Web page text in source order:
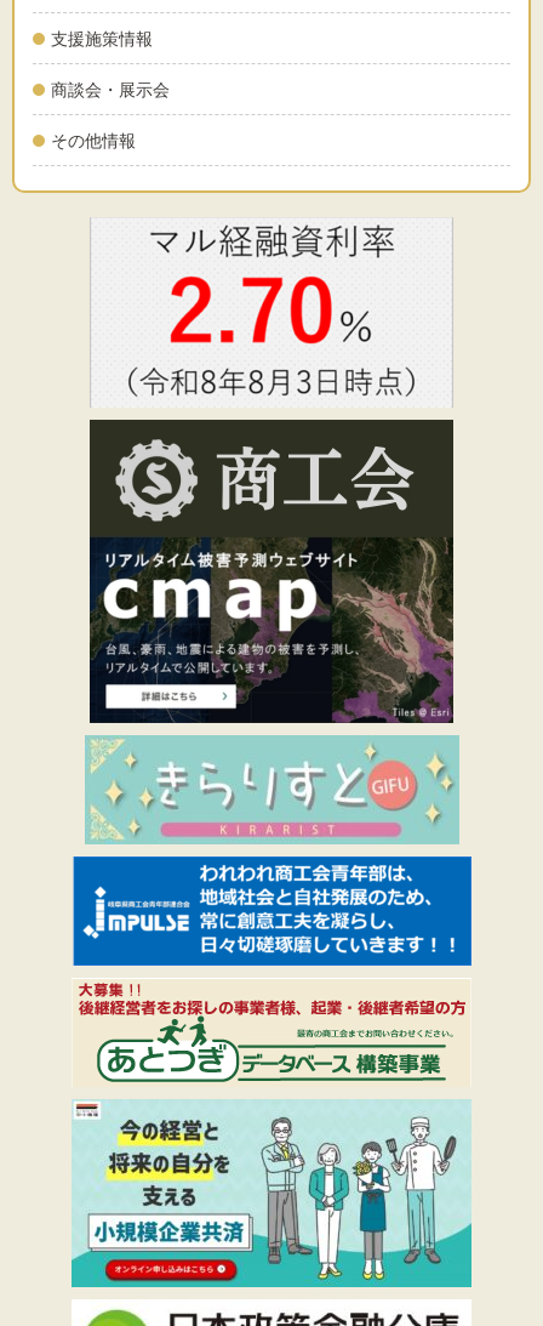
支援施策情報
商談会・展示会
その他情報